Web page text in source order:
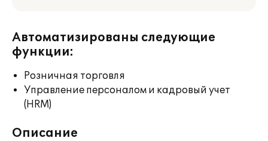
Автоматизированы следующие
функции:
Розничная торговля
Управление персоналом и кадровый учет
(HRM)
Описание